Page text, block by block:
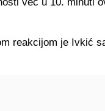
reakcijom je Ivkić